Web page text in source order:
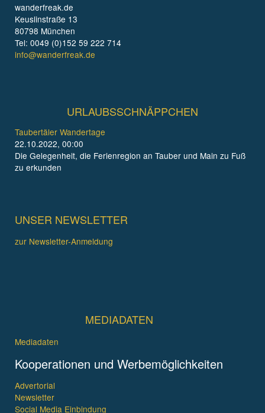
wanderfreak.de
Keuslinstraße 13
80798 München
Tel: 0049 (0)152 59 222 714
info@wanderfreak.de
URLAUBSSCHNÄPPCHEN
Taubertäler Wandertage
22.10.2022, 00:00
Die Gelegenheit, die Ferienregion an Tauber und Main zu Fuß
zu erkunden
UNSER NEWSLETTER
zur Newsletter-Anmeldung
MEDIADATEN
Mediadaten
Kooperationen und Werbemöglichkeiten
Advertorial
Newsletter
Social Media Einbindung